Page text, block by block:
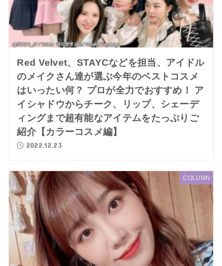
Red Velvet、STAYCなどを担当、アイドル
のメイクさん達が選ぶ今年のベストコスメ
はいったい何？ プロが全力でおすすめ！ ア
イシャドウからチーク、リップ、シェーデ
ィングまで超有能なアイテムをたっぷりご
紹介【カラーコスメ編】
2022.12.23
COLUMN